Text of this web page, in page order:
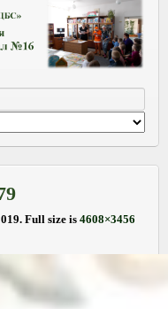
. Full size is 4608×3456